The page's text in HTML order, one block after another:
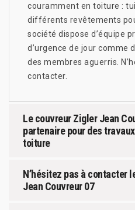
couramment en toiture :
différents revêtements
société dispose d’équipe
d’urgence de jour comme
des membres aguerris.
contacter.
Le couvreur Zigler Jean
partenaire pour des
toiture
N’hésitez pas à contacter
Jean Couvreur 07